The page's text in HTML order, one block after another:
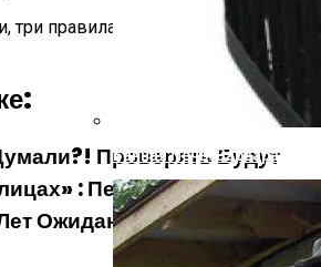
Банная Печь: Варвара,
три правила для образцовых
Проверять Будут
: Пенсионеров
Ожидают Неприятные